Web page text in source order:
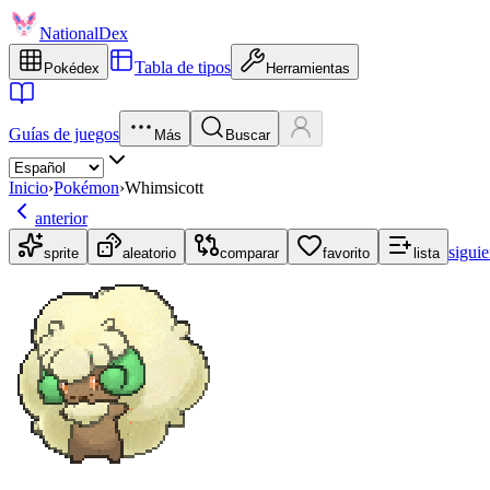
NationalDex
Pokédex Tabla de tipos Herramientas
Guías de juegos Más Buscar
Inicio›Pokémon›Whimsicott
anterior
sprite aleatorio comparar favorito lista